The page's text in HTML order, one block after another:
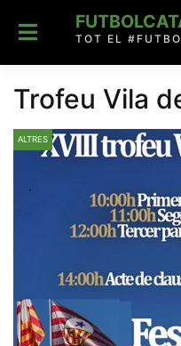
content
TOT EL
Trofeu Vila
ALTRES